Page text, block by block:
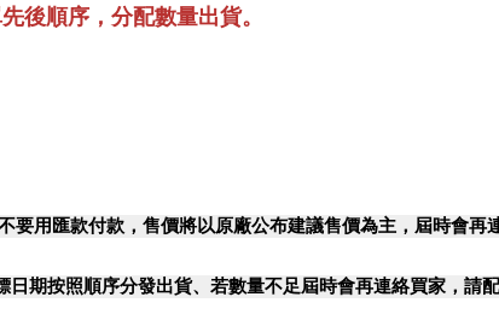
後順序，分配數量出貨。
要用匯款付款，售價將以原廠公布建議售價為主，屆時會再
期按照順序分發出貨、若數量不足屆時會再連絡買家，請